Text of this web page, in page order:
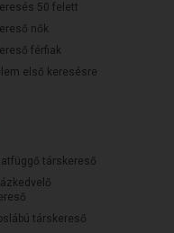
50 felett
nők
férfiak
első keresésre
társkereső
társkereső